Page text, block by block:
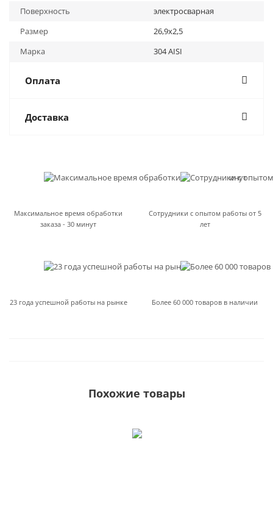
Поверхность
электросварная
Размер
26,9х2,5
Марка
304 AISI
Оплата
Доставка
Максимальное время обработки
заказа - 30 минут
Сотрудники с опытом работы от 5
лет
23 года успешной работы на рынке Более 60 000 товаров в наличии
Похожие товары